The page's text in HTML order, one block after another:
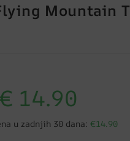
Mountain
14.90
u zadnjih 30 dana: €14.90